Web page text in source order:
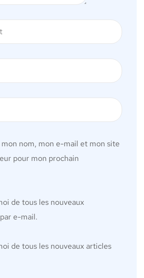
nom, mon e-mail et mon site
pour mon prochain
de tous les nouveaux
e-mail.
de tous les nouveaux articles